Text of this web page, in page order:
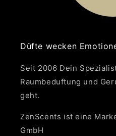
Düfte wecken
Seit 2006 Dein
Raumbeduftung und
geht.
ZenScents ist eine
GmbH